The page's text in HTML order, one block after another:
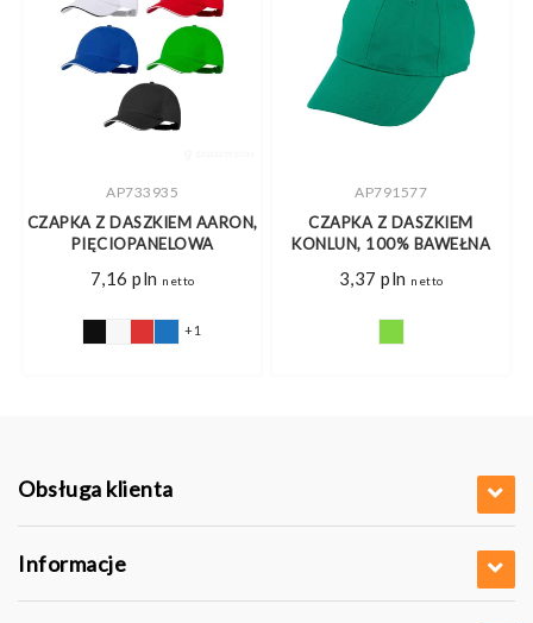
AP733935
CZAPKA Z DASZKIEM AARON,
PIĘCIOPANELOWA
7,16 pln netto
+1
AP791577
CZAPKA Z DASZKIEM
KONLUN, 100% BAWEŁNA
3,37 pln netto
Obsługa klienta
Informacje